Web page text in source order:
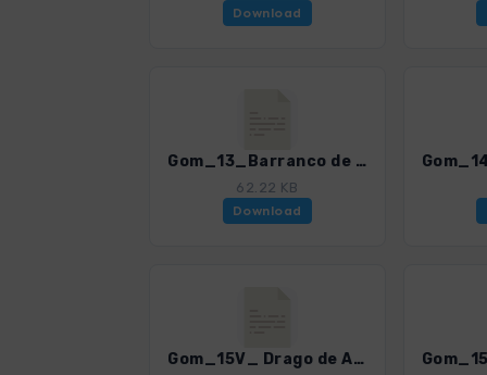
Download
Gom_13_Barranco de Guarimiar.gpx
62.22 KB
Download
Gom_15V_ Drago de Agalan - Calvario.gpx